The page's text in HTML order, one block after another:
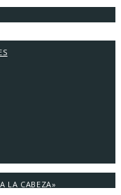
LA CABEZA»